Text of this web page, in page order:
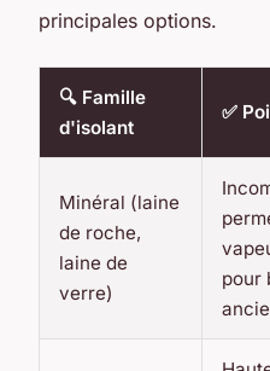
principales options.
🔍 Famille
d'isolant
✅
Minéral (laine
de roche,
laine de
verre)
pour